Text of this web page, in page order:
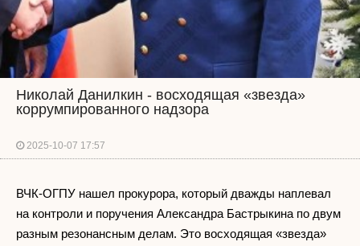
Николай Данилкин - восходящая «звезда»
коррумпированного надзора
2025-10-07 17:57
ВЧК-ОГПУ нашел прокурора, который дважды наплевал
на контроли и поручения Александра Бастрыкина по двум
разным резонансным делам. Это восходящая «звезда»